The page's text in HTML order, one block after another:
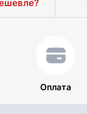
Оплата